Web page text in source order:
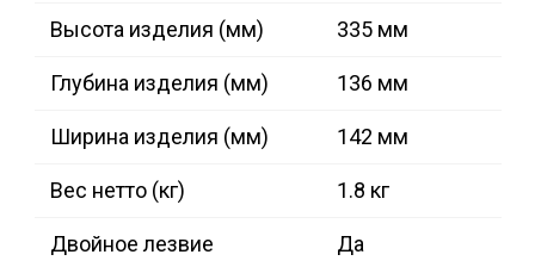
Высота изделия (мм) 335 мм
Глубина изделия (мм) 136 мм
Ширина изделия (мм) 142 мм
Вес нетто (кг) 1.8 кг
Двойное лезвие Да